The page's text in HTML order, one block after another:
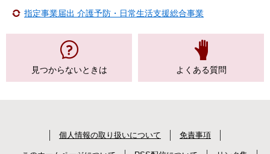
指定事業届出 介護予防・日常生活支援総合事業
見つからないときは よくある質問
個人情報の取り扱いについて 免責事項